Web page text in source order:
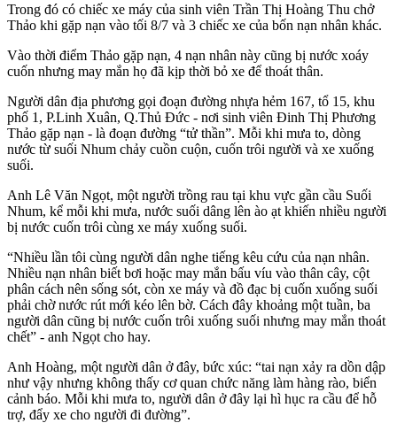
Trong đó có chiếc xe máy của sinh viên Trần Thị Hoàng Thu chở
Thảo khi gặp nạn vào tối 8/7 và 3 chiếc xe của bốn nạn nhân khác.
Vào thời điểm Thảo gặp nạn, 4 nạn nhân này cũng bị nước xoáy
cuốn nhưng may mắn họ đã kịp thời bỏ xe để thoát thân.
Người dân địa phương gọi đoạn đường nhựa hẻm 167, tổ 15, khu
phố 1, P.Linh Xuân, Q.Thủ Đức - nơi sinh viên Đinh Thị Phương
Thảo gặp nạn - là đoạn đường “tử thần”. Mỗi khi mưa to, dòng
nước từ suối Nhum chảy cuồn cuộn, cuốn trôi người và xe xuống
suối.
Anh Lê Văn Ngọt, một người trồng rau tại khu vực gần cầu Suối
Nhum, kể mỗi khi mưa, nước suối dâng lên ào ạt khiến nhiều người
bị nước cuốn trôi cùng xe máy xuống suối.
“Nhiều lần tôi cùng người dân nghe tiếng kêu cứu của nạn nhân.
Nhiều nạn nhân biết bơi hoặc may mắn bấu víu vào thân cây, cột
phân cách nên sống sót, còn xe máy và đồ đạc bị cuốn xuống suối
phải chờ nước rút mới kéo lên bờ. Cách đây khoảng một tuần, ba
người dân cũng bị nước cuốn trôi xuống suối nhưng may mắn thoát
chết” - anh Ngọt cho hay.
Anh Hoàng, một người dân ở đây, bức xúc: “tai nạn xảy ra dồn dập
như vậy nhưng không thấy cơ quan chức năng làm hàng rào, biển
cảnh báo. Mỗi khi mưa to, người dân ở đây lại hì hục ra cầu để hỗ
trợ, đẩy xe cho người đi đường”.